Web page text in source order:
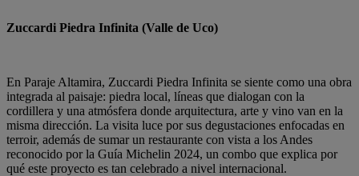
Zuccardi Piedra Infinita (Valle de Uco)
En Paraje Altamira, Zuccardi Piedra Infinita se siente como una obra
integrada al paisaje: piedra local, líneas que dialogan con la
cordillera y una atmósfera donde arquitectura, arte y vino van en la
misma dirección. La visita luce por sus degustaciones enfocadas en
terroir, además de sumar un restaurante con vista a los Andes
reconocido por la Guía Michelin 2024, un combo que explica por
qué este proyecto es tan celebrado a nivel internacional.